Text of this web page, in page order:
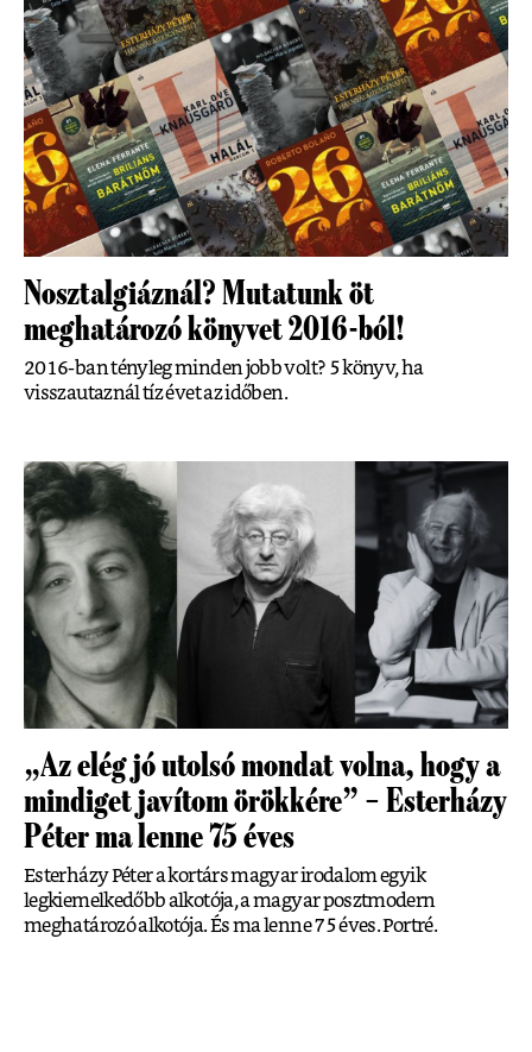
Nosztalgiáznál? Mutatunk öt
meghatározó könyvet 2016-ból!
2016-ban tényleg minden jobb volt? 5 könyv, ha
visszautaznál tíz évet az időben.
„Az elég jó utolsó mondat volna, hogy a
mindiget javítom örökkére” – Esterházy
Péter ma lenne 75 éves
Esterházy Péter a kortárs magyar irodalom egyik
legkiemelkedőbb alkotója, a magyar posztmodern
meghatározó alkotója. És ma lenne 75 éves. Portré.